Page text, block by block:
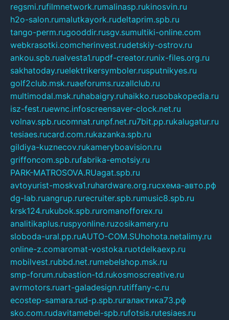
regsmi.rufilmnetwork.rumalinasp.rukinosvin.ru
h2o-salon.rumalutkayork.rudeltaprim.spb.ru
tango-perm.rugooddir.rusgv.sumultiki-online.com
webkrasotki.comcherinvest.rudetskiy-ostrov.ru
ankou.spb.rualvesta1.rupdf-creator.runix-files.org.ru
sakhatoday.ruelektrikersymboler.rusputnikyes.ru
golf2club.msk.ruaeforums.ruzallclub.ru
multimodal.msk.ruhabaigry.ruhaikko.rusobakopedia.ru
isz-fest.ruewnc.infoscreensaver-clock.net.ru
volnav.spb.rucomnat.runpf.net.ru7bit.pp.rukalugatur.ru
tesiaes.rucard.com.rukazanka.spb.ru
gildiya-kuznecov.rukameryboavision.ru
griffoncom.spb.rufabrika-emotsiy.ru
PARK-MATROSOVA.RUagat.spb.ru
avtoyurist-moskva1.ruhardware.org.ruсхема-авто.рф
dg-lab.ruangrup.rurecruiter.spb.rumusic8.spb.ru
krsk124.rukubok.spb.ruromanofforex.ru
analitikaplus.ruspyonline.ruzosikamery.ru
sloboda-ural.pp.ruAUTO-COM.SUhohota.netalimy.ru
online-z.comaromat-vostoka.ruotdelkaexp.ru
mobilvest.rubbd.net.rumebelshop.msk.ru
smp-forum.rubastion-td.rukosmoscreative.ru
avrmotors.ruart-galadesign.rutiffany-c.ru
ecostep-samara.rud-p.spb.ruгалактика73.рф
sko.com.rudavitamebel-spb.rufotsis.rutesiaes.ru